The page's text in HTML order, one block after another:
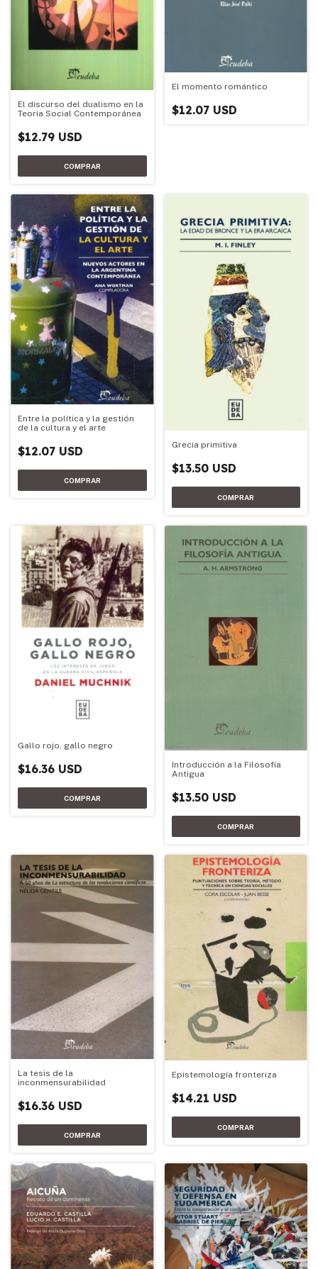
El discurso del dualismo en la
Teoría Social Contemporánea
$12.79 USD
El momento romántico
$12.07 USD
Entre la política y la gestión
de la cultura y el arte
$12.07 USD Grecia primitiva
$13.50 USD
Gallo rojo, gallo negro
$16.36 USD
Introducción a la Filosofía
Antigua
$13.50 USD
La tesis de la
inconmensurabilidad
$16.36 USD
Epistemología fronteriza
$14.21 USD